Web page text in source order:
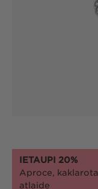
modālā
režīmā
IETAUPI 20%
Aproce,
atlaide